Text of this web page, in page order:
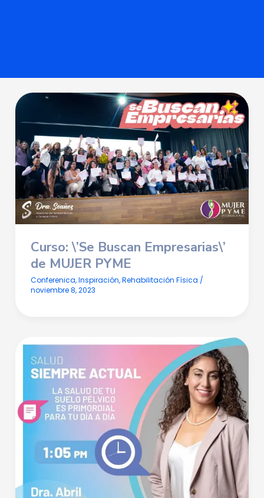
Curso: \’Se Buscan Empresarias\’
de MUJER PYME
Conferenica,Inspiración,Rehabilitación Física /
noviembre 8, 2023